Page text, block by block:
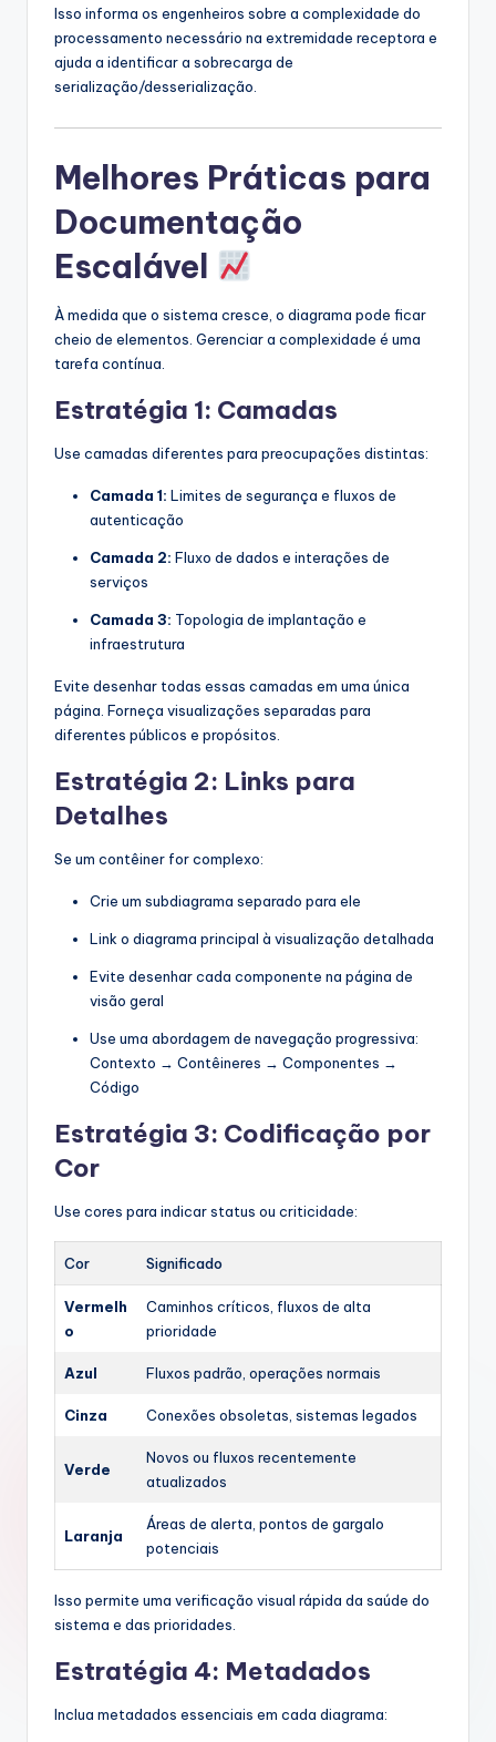
Isso informa os engenheiros sobre a complexidade do
processamento necessário na extremidade receptora e
ajuda a identificar a sobrecarga de
serialização/desserialização.
Melhores Práticas para
Documentação
Escalável
À medida que o sistema cresce, o diagrama pode ficar
cheio de elementos. Gerenciar a complexidade é uma
tarefa contínua.
Estratégia 1: Camadas
Use camadas diferentes para preocupações distintas:
Camada 1: Limites de segurança e fluxos de
autenticação
Camada 2: Fluxo de dados e interações de
serviços
Camada 3: Topologia de implantação e
infraestrutura
Evite desenhar todas essas camadas em uma única
página. Forneça visualizações separadas para
diferentes públicos e propósitos.
Estratégia 2: Links para
Detalhes
Se um contêiner for complexo:
Crie um subdiagrama separado para ele
Link o diagrama principal à visualização detalhada
Evite desenhar cada componente na página de
visão geral
Use uma abordagem de navegação progressiva:
Contexto → Contêineres → Componentes →
Código
Estratégia 3: Codificação por
Cor
Use cores para indicar status ou criticidade:
Cor Significado
Vermelh
o
Caminhos críticos, fluxos de alta
prioridade
Azul Fluxos padrão, operações normais
Cinza Conexões obsoletas, sistemas legados
Verde
Novos ou fluxos recentemente
atualizados
Laranja
Áreas de alerta, pontos de gargalo
potenciais
Isso permite uma verificação visual rápida da saúde do
sistema e das prioridades.
Estratégia 4: Metadados
Inclua metadados essenciais em cada diagrama: